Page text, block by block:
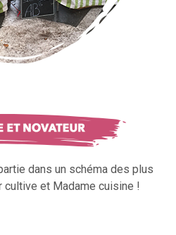
dans un schéma des plus
et Madame cuisine !